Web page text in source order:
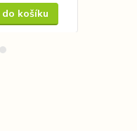
košíku